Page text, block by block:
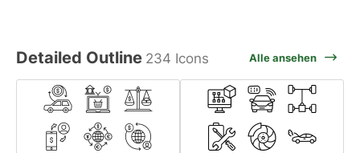
Detailed Outline 234 Icons Alle ansehen